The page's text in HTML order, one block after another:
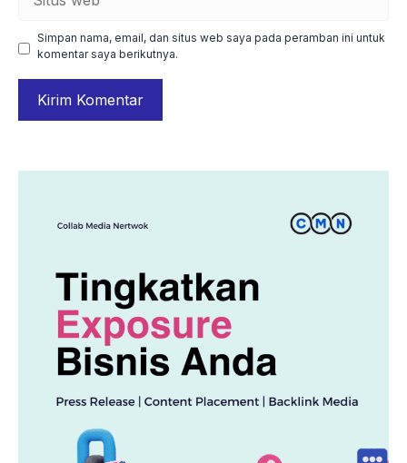
Simpan nama, email, dan situs web saya pada peramban ini untuk
komentar saya berikutnya.